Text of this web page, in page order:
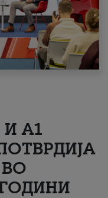
A1